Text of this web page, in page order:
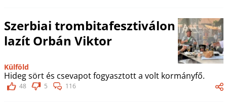
Szerbiai trombitafesztiválon
lazít Orbán Viktor
Külföld
Hideg sört és csevapot fogyasztott a volt kormányfő.
48 5 116